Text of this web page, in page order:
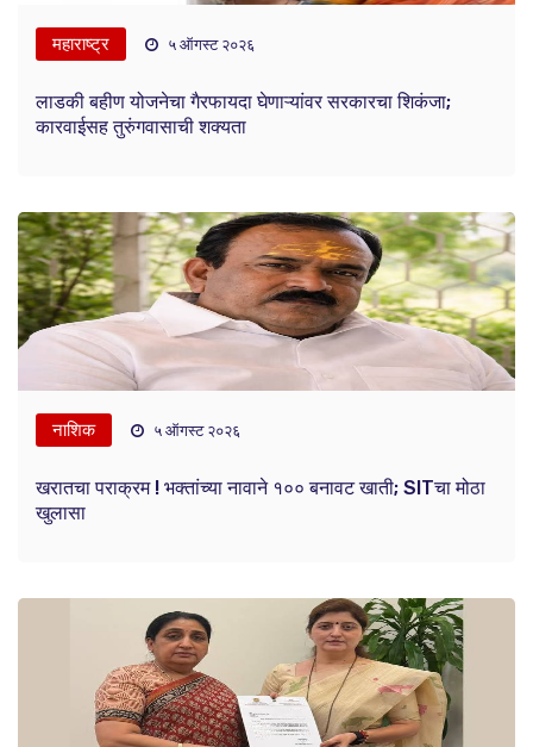
महाराष्ट्र ५ ऑगस्ट २०२६
लाडकी बहीण योजनेचा गैरफायदा घेणाऱ्यांवर सरकारचा शिकंजा;
कारवाईसह तुरुंगवासाची शक्यता
नाशिक ५ ऑगस्ट २०२६
खरातचा पराक्रम ! भक्तांच्या नावाने १०० बनावट खाती; SITचा मोठा
खुलासा